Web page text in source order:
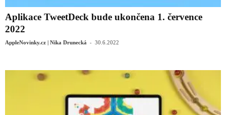
Aplikace TweetDeck bude ukončena 1. července
2022
AppleNovinky.cz | Nika Drunecká - 30.6.2022